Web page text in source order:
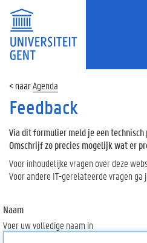
Agenda
Feedback
Via dit formulier meld je een
Omschrijf zo precies mogelijk wat er
Voor inhoudelijke vragen over deze
Voor andere IT-gerelateerde vragen ga
Naam
Voer uw volledige naam in